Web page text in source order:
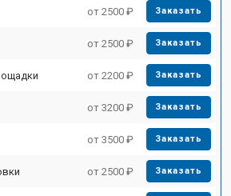
от 2500 ₽ Заказать
от 2500 ₽ Заказать
от 2200 ₽ Заказать
от 3200 ₽ Заказать
от 3500 ₽ Заказать
от 2500 ₽ Заказать